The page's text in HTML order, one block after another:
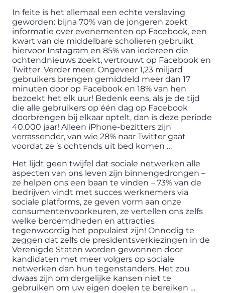
In feite is het allemaal een echte verslaving
geworden: bijna 70% van de jongeren zoekt
informatie over evenementen op Facebook, een
kwart van de middelbare scholieren gebruikt
hiervoor Instagram en 85% van iedereen die
ochtendnieuws zoekt, vertrouwt op Facebook en
Twitter. Verder meer. Ongeveer 1,23 miljard
gebruikers brengen gemiddeld meer dan 17
minuten door op Facebook en 18% van hen
bezoekt het elk uur! Bedenk eens, als je de tijd
die alle gebruikers op één dag op Facebook
doorbrengen bij elkaar optelt, dan is deze periode
40.000 jaar! Alleen iPhone-bezitters zijn
verrassender, van wie 28% naar Twitter gaat
voordat ze ’s ochtends uit bed komen …
Het lijdt geen twijfel dat sociale netwerken alle
aspecten van ons leven zijn binnengedrongen –
ze helpen ons een baan te vinden – 73% van de
bedrijven vindt met succes werknemers via
sociale platforms, ze geven vorm aan onze
consumentenvoorkeuren, ze vertellen ons zelfs
welke beroemdheden en attracties
tegenwoordig het populairst zijn! Onnodig te
zeggen dat zelfs de presidentsverkiezingen in de
Verenigde Staten worden gewonnen door
kandidaten met meer volgers op sociale
netwerken dan hun tegenstanders. Het zou
dwaas zijn om dergelijke kansen niet te
gebruiken om uw eigen doelen te bereiken …